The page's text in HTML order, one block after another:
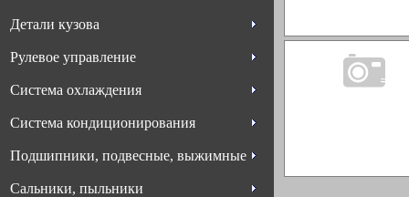
Детали кузова
Рулевое управление
Система охлаждения
Система кондиционирования
Подшипники, подвесные, выжимные
Сальники, пыльники